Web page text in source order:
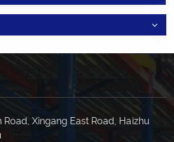
Road, Xingang East Road, Haizhu